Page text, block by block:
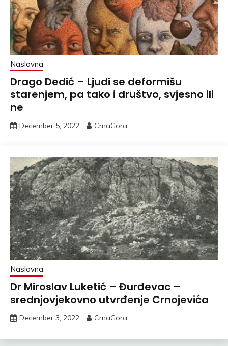
Naslovna
Drago Dedić – Ljudi se deformišu
starenjem, pa tako i društvo, svjesno ili
ne
December 5, 2022 CrnaGora
Naslovna
Dr Miroslav Luketić – Đurđevac –
srednjovjekovno utvrđenje Crnojevića
December 3, 2022 CrnaGora